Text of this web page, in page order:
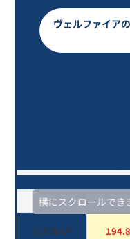
ヴェルファイア
横にスクロールでき
査定時期 セル
2026年4月 194.8